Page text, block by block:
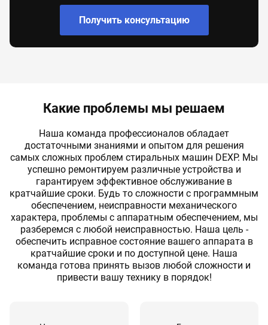
Поиск и устранение засора в сливном
60 мин от 1290 руб
Замена УБЛ (блокировки люка) 60 мин от 1290 руб
Замена амортизаторов 80 мин от 2180 руб
Замена пружин 90 мин от 2090 руб
Замена прессостата (датчика уровня) 60 мин от 1760 руб
Замена заливного клапана (КЭНа) 50 мин от 1490 руб
Вынуть посторонний предмет 60 мин от 1290 руб
Замена блока управления или
индикации
60 мин от 2200 руб
Ремонт платы управления или
индикации
60 мин от 2750 руб
Замена селектора программ 60 мин
Получить консультацию
Какие проблемы мы решаем
Наша команда профессионалов обладает
достаточными знаниями и опытом для решения
самых сложных проблем стиральных машин DEXP. Мы
успешно ремонтируем различные устройства и
гарантируем эффективное обслуживание в
кратчайшие сроки. Будь то cложности с программным
обеспечением, неисправности механического
характера, проблемы с аппаратным обеспечением, мы
разберемся с любой неисправностью. Наша цель -
обеспечить исправное состояние вашего аппарата в
кратчайшие сроки и по доступной цене. Наша
команда готова принять вызов любой сложности и
привести вашу технику в порядок!